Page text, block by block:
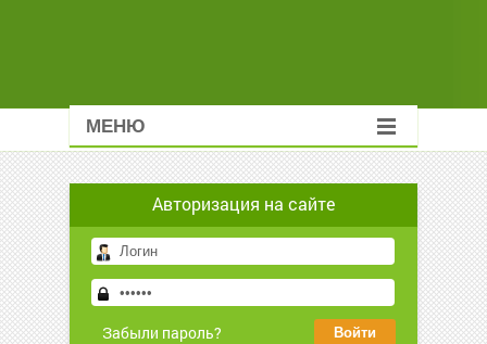
МЕНЮ
Авторизация на сайте
Забыли пароль?